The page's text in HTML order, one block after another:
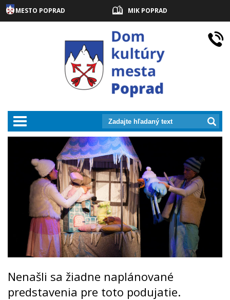
MESTO POPRAD MIK POPRAD
prepnut_navigaciu
Nenašli sa žiadne naplánované
predstavenia pre toto podujatie.